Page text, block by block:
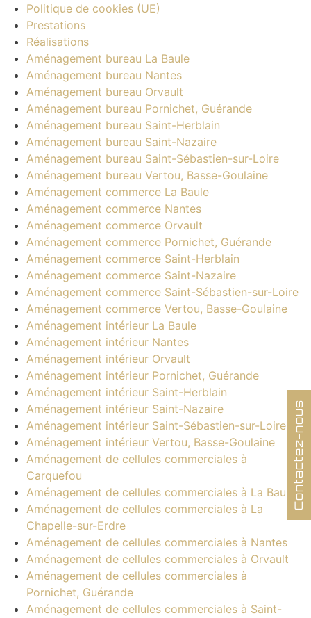
Politique de cookies (UE)
Prestations
Réalisations
Aménagement bureau La Baule
Aménagement bureau Nantes
Aménagement bureau Orvault
Aménagement bureau Pornichet, Guérande
Aménagement bureau Saint-Herblain
Aménagement bureau Saint-Nazaire
Aménagement bureau Saint-Sébastien-sur-Loire
Aménagement bureau Vertou, Basse-Goulaine
Aménagement commerce La Baule
Aménagement commerce Nantes
Aménagement commerce Orvault
Aménagement commerce Pornichet, Guérande
Aménagement commerce Saint-Herblain
Aménagement commerce Saint-Nazaire
Aménagement commerce Saint-Sébastien-sur-Loire
Aménagement commerce Vertou, Basse-Goulaine
Aménagement intérieur La Baule
Aménagement intérieur Nantes
Aménagement intérieur Orvault
Aménagement intérieur Pornichet, Guérande
Aménagement intérieur Saint-Herblain
Aménagement intérieur Saint-Nazaire
Aménagement intérieur Saint-Sébastien-sur-Loire
Aménagement intérieur Vertou, Basse-Goulaine
Aménagement de cellules commerciales à
Carquefou
Aménagement de cellules commerciales à La Baule
Aménagement de cellules commerciales à La
Chapelle-sur-Erdre
Aménagement de cellules commerciales à Nantes
Aménagement de cellules commerciales à Orvault
Aménagement de cellules commerciales à
Pornichet, Guérande
Aménagement de cellules commerciales à Saint-
Contactez-nous